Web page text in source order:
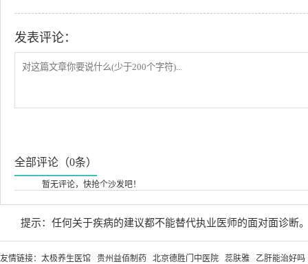
发表评论：
全部评论（0条）
暂无评论，快抢个沙发吧！
提示：任何关于疾病的建议都不能替代执业医师的面对面诊断
友情链接： 太极养生医馆 贵州益佰制药 北京德胜门中医院 蕊肤雅 乙肝能治好吗